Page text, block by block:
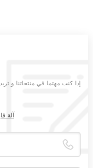
إذا كنت مهتما في منتجاتنا و
آلة